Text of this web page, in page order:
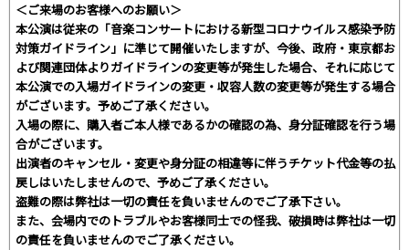
＜ご来場のお客様へのお願い＞
本公演は従来の「音楽コンサートにおける新型コロナウイルス感染予防
対策ガイドライン」に準じて開催いたしますが、今後、政府・東京都お
よび関連団体よりガイドラインの変更等が発生した場合、それに応じて
本公演での入場ガイドラインの変更・収容人数の変更等が発生する場合
がございます。予めご了承ください。
入場の際に、購入者ご本人様であるかの確認の為、身分証確認を行う場
合がございます。
出演者のキャンセル・変更や身分証の相違等に伴うチケット代金等の払
戻しはいたしませんので、予めご了承ください。
盗難の際は弊社は一切の責任を負いませんのでご了承下さい。
また、会場内でのトラブルやお客様同士での怪我、破損時は弊社は一切
の責任を負いませんのでご了承ください。